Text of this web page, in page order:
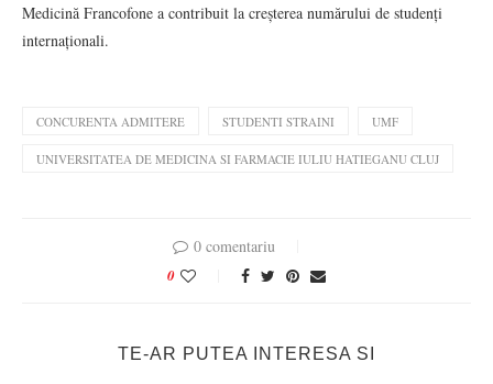
Medicină Francofone a contribuit la creșterea numărului de studenți
internaționali.
CONCURENTA ADMITERE STUDENTI STRAINI UMF
UNIVERSITATEA DE MEDICINA SI FARMACIE IULIU HATIEGANU CLUJ
0 comentariu
0
TE-AR PUTEA INTERESA SI